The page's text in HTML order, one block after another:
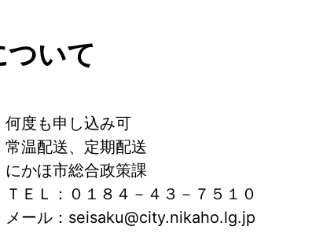
いて
何度も申し込み可
常温配送、定期配送
にかほ市総合政策課
ＴＥＬ：０１８４－４３－７５１０
メール：seisaku@city.nikaho.lg.jp